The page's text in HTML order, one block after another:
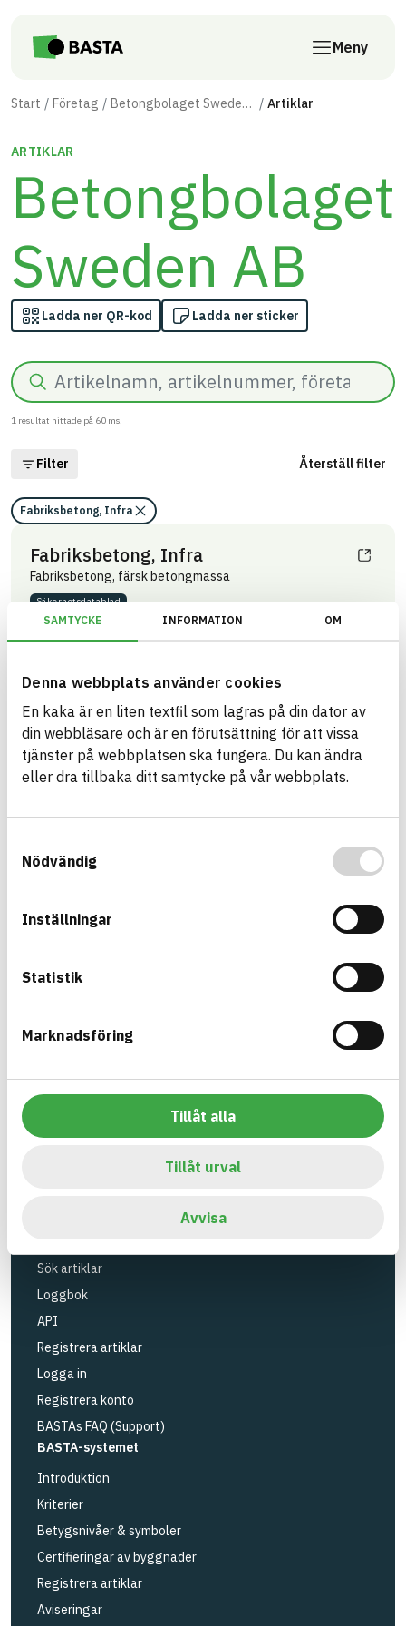
SAMTYCKE INFORMATION OM
Denna webbplats använder cookies
En kaka är en liten textfil som lagras på din dator av
din webbläsare och är en förutsättning för att vissa
tjänster på webbplatsen ska fungera. Du kan ändra
eller dra tillbaka ditt samtycke på vår webbplats.
Nödvändig
Inställningar
Statistik
Marknadsföring
Tillåt alla
Tillåt urval
Avvisa
Meny
Start Företag Betongbolaget Sweden AB Artiklar
ARTIKLAR
Betongbolaget
Sweden AB
Ladda ner QR-kod Ladda ner sticker
Sök
1 resultat hittade på 60 ms.
Filter Återställ filter
Fabriksbetong, Infra
Fabriksbetong, Infra
Fabriksbetong, färsk betongmassa
Säkerhets­datablad
ARTIKEL­NUMMER
FÖRETAG
Betongbolaget Sweden AB
BASTA ID
HÄLSO- OCH MILJÖ­FARLIGHET Information finns
CIRKULARITET Information ej lämnad
FÖRNYBARHET Information finns
erbjuda kostnadsfri och publikt tillgänglig
hållbarhets information om bygg- och
även bedömningskriterier och betyg kopplat till
utfasning av farliga ämnen.
BASTA är ett dotterbolag till
IVL Svenska
Länk till annan webbplats
Sök artiklar
Loggbok
API
Registrera artiklar
Logga in
Registrera konto
BASTAs FAQ (Support)
BASTA-systemet
Introduktion
Kriterier
Betygsnivåer & symboler
Certifieringar av byggnader
Registrera artiklar
Aviseringar